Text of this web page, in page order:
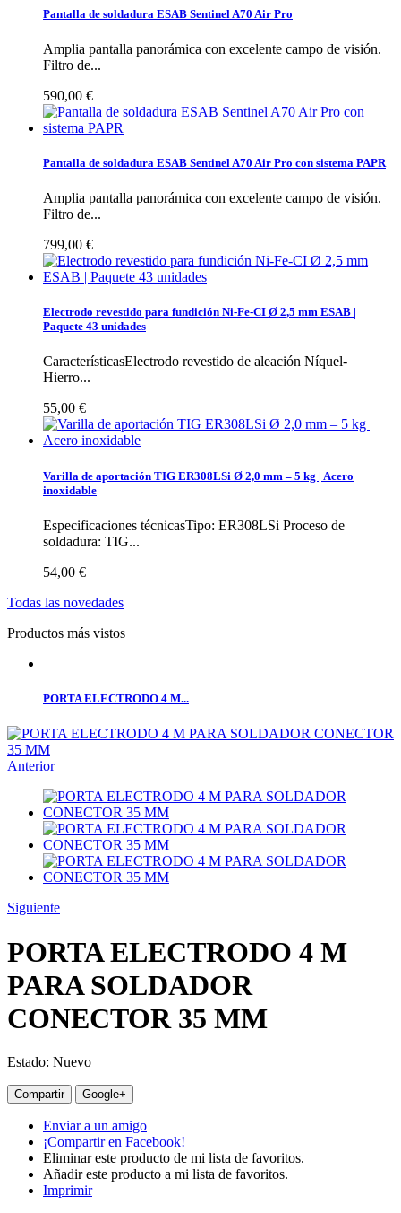
Pantalla de soldadura ESAB Sentinel A70 Air Pro
Amplia pantalla panorámica con excelente campo de visión.
Filtro de...
590,00 €
Pantalla de soldadura ESAB Sentinel A70 Air Pro con sistema PAPR
Amplia pantalla panorámica con excelente campo de visión.
Filtro de...
799,00 €
Electrodo revestido para fundición Ni-Fe-CI Ø 2,5 mm ESAB |
Paquete 43 unidades
CaracterísticasElectrodo revestido de aleación Níquel-
Hierro...
55,00 €
Varilla de aportación TIG ER308LSi Ø 2,0 mm – 5 kg | Acero
inoxidable
Especificaciones técnicasTipo: ER308LSi Proceso de
soldadura: TIG...
54,00 €
Todas las novedades
Productos más vistos
PORTA ELECTRODO 4 M...
Anterior
Siguiente
PORTA ELECTRODO 4 M
PARA SOLDADOR
CONECTOR 35 MM
Estado: Nuevo
Compartir Google+
Enviar a un amigo
¡Compartir en Facebook!
Eliminar este producto de mi lista de favoritos.
Añadir este producto a mi lista de favoritos.
Imprimir